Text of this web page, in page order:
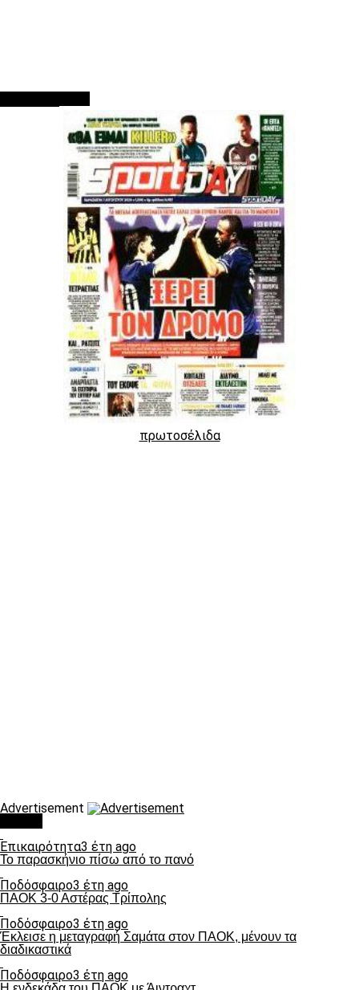
πρωτοσέλιδα
Advertisement
Επικαιρότητα3 έτη ago
Το παρασκήνιο πίσω από το πανό
Ποδόσφαιρο3 έτη ago
ΠΑΟΚ 3-0 Αστέρας Τρίπολης
Ποδόσφαιρο3 έτη ago
Έκλεισε η μεταγραφή Σαμάτα στον ΠΑΟΚ, μένουν τα
διαδικαστικά
Ποδόσφαιρο3 έτη ago